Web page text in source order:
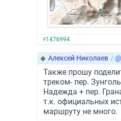
#1476994
◆ Алексей Николаев /
Также прошу
треком- пер.
Надежда + пер.
т.к. официальных
маршруту не много.